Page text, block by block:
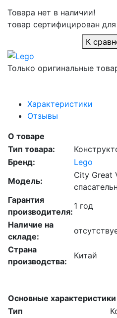
Товара нет в наличии!
товар сертифицирован
К
Только оригинальные
Характеристики
Отзывы
Основные характеристики
Тип
О товаре
Тип товара:
Бренд:
Lego
Модель:
City Great
Гарантия
производителя:
1 год
Наличие на
складе:
Страна
производства:
Китай